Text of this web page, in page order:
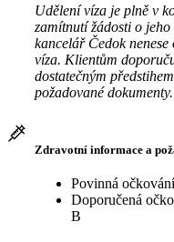
Udělení víza je plně v
zamítnutí žádosti o
kancelář Čedok
víza. Klientům
dostatečným
požadované dokumenty.
Zdravotní informace a
Povinná
Doporučená
B